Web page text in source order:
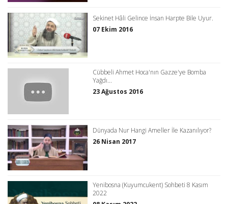
Sekinet Hâli Gelince İnsan Harpte Bile Uyur.
07 Ekim 2016
Cübbeli Ahmet Hoca'nın Gazze'ye Bomba
Yağdı...
23 Ağustos 2016
Dünyada Nur Hangi Ameller İle Kazanılıyor?
26 Nisan 2017
Yenibosna (Kuyumcukent) Sohbeti 8 Kasım
2022